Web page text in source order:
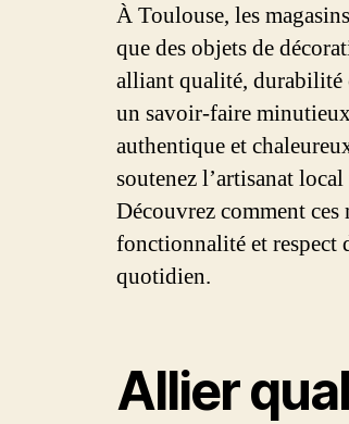
À Toulouse, les
que des objets de
alliant qualité, durabilité
un savoir-faire
authentique et
soutenez l’artisanat
Découvrez comment
fonctionnalité et respect
quotidien.
Allier